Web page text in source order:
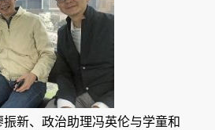
新、政治助理冯英伦与学童和